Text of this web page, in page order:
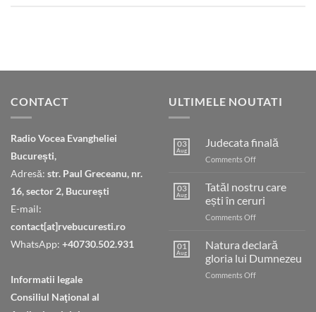
CONTACT
Radio Vocea Evangheliei
București,
Adresă: str. Paul Greceanu, nr.
16, sector 2, București
E-mail:
contact[at]rvebucuresti.ro
WhatsApp: +40730.502.931
Informatii legale
Consiliul Naţional al
ULTIMELE NOUTATI
03
Aug
Judecata finală
Comments Offon
03
Aug
Tatăl nostru care
ești în ceruri
Comments Offon
nostru
care
ești
în
01
Aug
Natura declară
gloria lui Dumnezeu
Comments Offon